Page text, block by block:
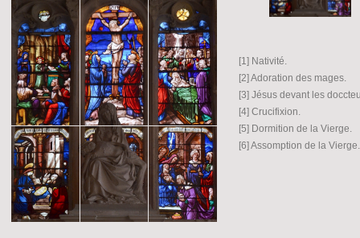
[1] Nativité.
[2] Adoration des mages.
[3] Jésus devant les
[4] Crucifixion.
[5] Dormition de la Vierge.
[6] Assomption de la Vierge.